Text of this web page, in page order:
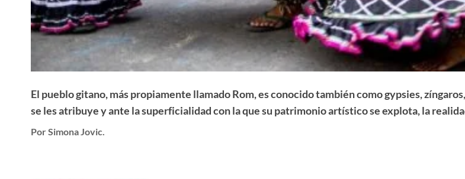
El pueblo gitano, más propiamente llamado Rom, es conocido también como gypsies,
se les atribuye y ante la superficialidad con la que su patrimonio artístico se explota, la
Por Simona Jovic.